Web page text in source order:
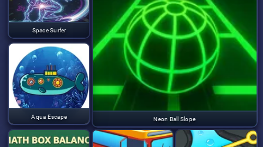
Space Surfer
Neon Ball Slope
Aqua Escape